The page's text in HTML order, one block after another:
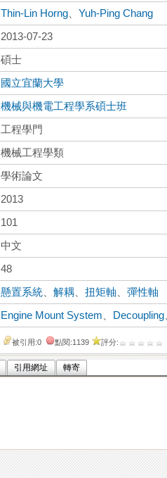
Thin-Lin Horng 、Yuh-Ping Chang
2013-07-23
碩士
國立宜蘭大學
機械與機電工程學系碩士班
工程學門
機械工程學類
學術論文
2013
101
中文
48
懸置系統 、解耦 、扭矩軸 、彈性軸
Engine Mount System Decoupling
被引用:0 點閱:1139 評分:
引用網址 轉寄